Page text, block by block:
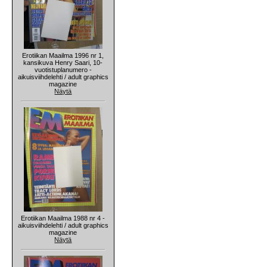
Erotiikan Maailma 1996 nr 1,
kansikuva Henry Saari, 10-
vuotistuplanumero -
aikuisviihdelehti / adult graphics
magazine
Näytä
Erotiikan Maailma 1988 nr 4 -
aikuisviihdelehti / adult graphics
magazine
Näytä